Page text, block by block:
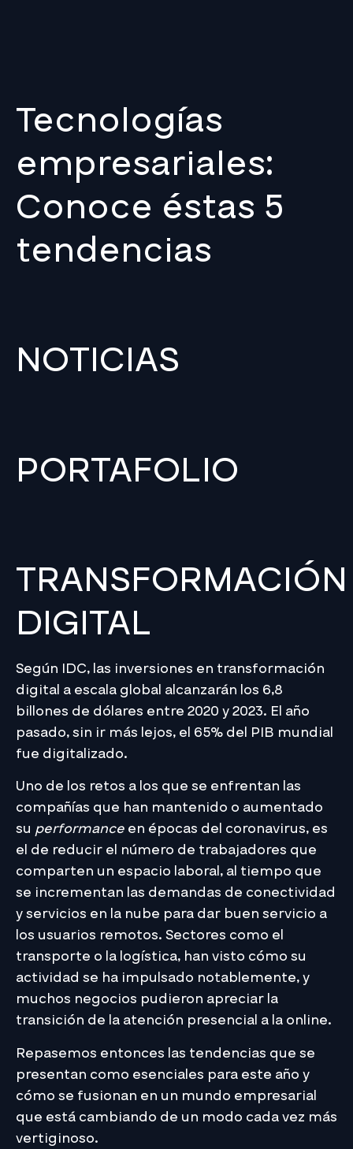
Tecnologías
empresariales:
Conoce éstas 5
tendencias
NOTICIAS
PORTAFOLIO
TRANSFORMACIÓN
DIGITAL
Según IDC, las inversiones en transformación
digital a escala global alcanzarán los 6,8
billones de dólares entre 2020 y 2023. El año
pasado, sin ir más lejos, el 65% del PIB mundial
fue digitalizado.
Uno de los retos a los que se enfrentan las
compañías que han mantenido o aumentado
su performance en épocas del coronavirus, es
el de reducir el número de trabajadores que
comparten un espacio laboral, al tiempo que
se incrementan las demandas de conectividad
y servicios en la nube para dar buen servicio a
los usuarios remotos. Sectores como el
transporte o la logística, han visto cómo su
actividad se ha impulsado notablemente, y
muchos negocios pudieron apreciar la
transición de la atención presencial a la online.
Repasemos entonces las tendencias que se
presentan como esenciales para este año y
cómo se fusionan en un mundo empresarial
que está cambiando de un modo cada vez más
vertiginoso.